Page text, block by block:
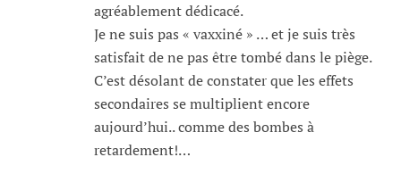
agréablement dédicacé.
Je ne suis pas « vaxxiné » … et je suis très
satisfait de ne pas être tombé dans le piège.
C’est désolant de constater que les effets
secondaires se multiplient encore
aujourd’hui.. comme des bombes à
retardement!…